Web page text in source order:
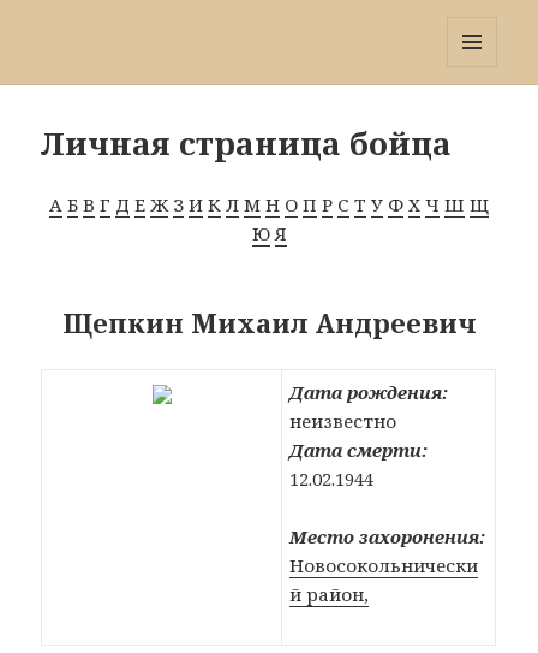
Личная страница бойца
А Б В Г Д Е Ж З И К Л М Н О П Р С Т У Ф Х Ч Ш Щ
Ю Я
Щепкин Михаил Андреевич
Дата рождения:
неизвестно
Дата смерти:
12.02.1944
Место захоронения:
Новосокольнически
й район,